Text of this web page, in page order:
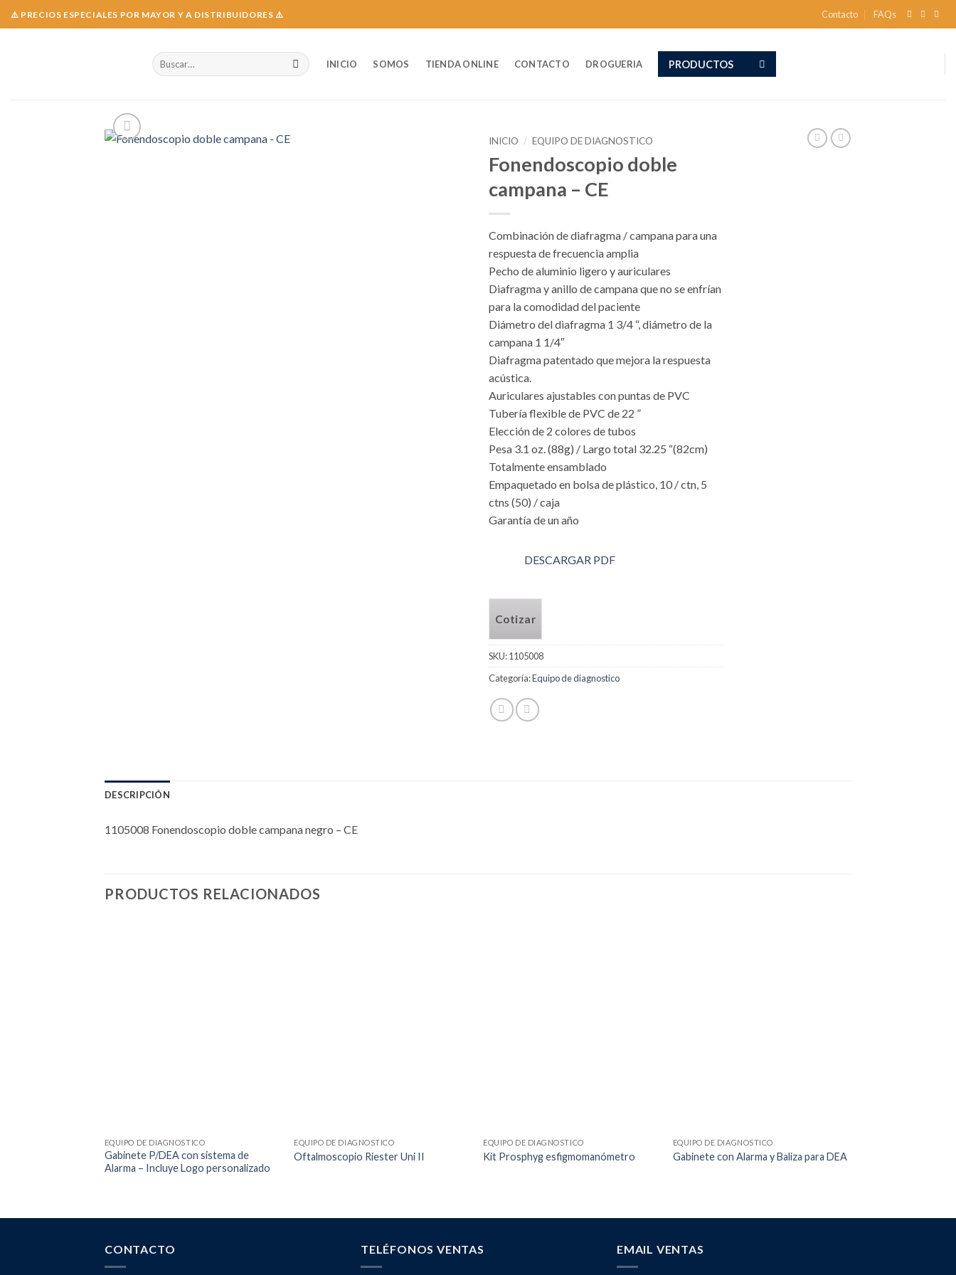
Skip
to
⚠️ PRECIOS ESPECIALES POR MAYOR Y A DISTRIBUIDORES ⚠️ Contacto FAQs
Buscar
por:
INICIO SOMOS TIENDA ONLINE CONTACTO DROGUERIA PRODUCTOS
INICIO / EQUIPO DE DIAGNOSTICO
Fonendoscopio doble
campana – CE
Combinación de diafragma / campana para una
respuesta de frecuencia amplia
Pecho de aluminio ligero y auriculares
Diafragma y anillo de campana que no se enfrían
para la comodidad del paciente
Diámetro del diafragma 1 3/4 “, diámetro de la
campana 1 1/4″
Diafragma patentado que mejora la respuesta
acústica.
Auriculares ajustables con puntas de PVC
Tubería flexible de PVC de 22 ”
Elección de 2 colores de tubos
Pesa 3.1 oz. (88g) / Largo total 32.25 “(82cm)
Totalmente ensamblado
Empaquetado en bolsa de plástico, 10 / ctn, 5
ctns (50) / caja
Garantía de un año
DESCARGAR PDF
Cotizar
SKU:1105008
Categoría:Equipo de diagnostico
DESCRIPCIÓN
1105008 Fonendoscopio doble campana negro – CE
PRODUCTOS RELACIONADOS
EQUIPO DE DIAGNOSTICO
Gabinete P/DEA con sistema de
Alarma – Incluye Logo personalizado
EQUIPO DE DIAGNOSTICO
Oftalmoscopio Riester Uni II
EQUIPO DE DIAGNOSTICO
Kit Prosphyg esfigmomanómetro
EQUIPO DE DIAGNOSTICO
Gabinete con Alarma y Baliza para DEA
CONTACTO TELÉFONOS VENTAS EMAIL VENTAS